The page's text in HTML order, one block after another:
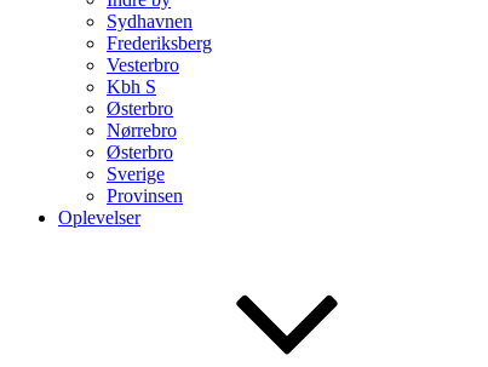
Sydhavnen
Frederiksberg
Vesterbro
Kbh S
Østerbro
Nørrebro
Østerbro
Sverige
Provinsen
Oplevelser